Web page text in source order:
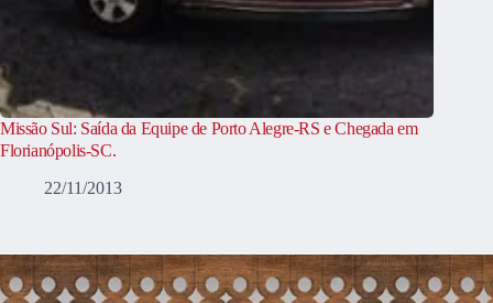
Missão Sul: Saída da Equipe de Porto Alegre-RS e Chegada em
Florianópolis-SC.
22/11/2013